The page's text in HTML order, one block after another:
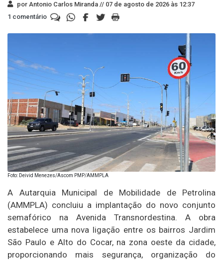
por Antonio Carlos Miranda // 07 de agosto de 2026 às 12:37
1 comentário
Foto: Deivid Menezes/Ascom PMP/AMMPLA
A Autarquia Municipal de Mobilidade de Petrolina
(AMMPLA) concluiu a implantação do novo conjunto
semafórico na Avenida Transnordestina. A obra
estabelece uma nova ligação entre os bairros Jardim
São Paulo e Alto do Cocar, na zona oeste da cidade,
proporcionando mais segurança, organização do